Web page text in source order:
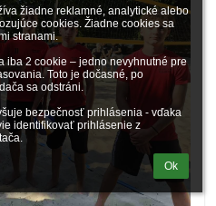
žiadne reklamné, analytické alebo
cookies. Žiadne cookies sa
stranami.
iba 2 cookie – jedno nevyhnutné pre
Toto je dočasné, po
sa odstráni.
bezpečnosť prihlásenia - vďaka
identifikovať prihlásenie z
Ok